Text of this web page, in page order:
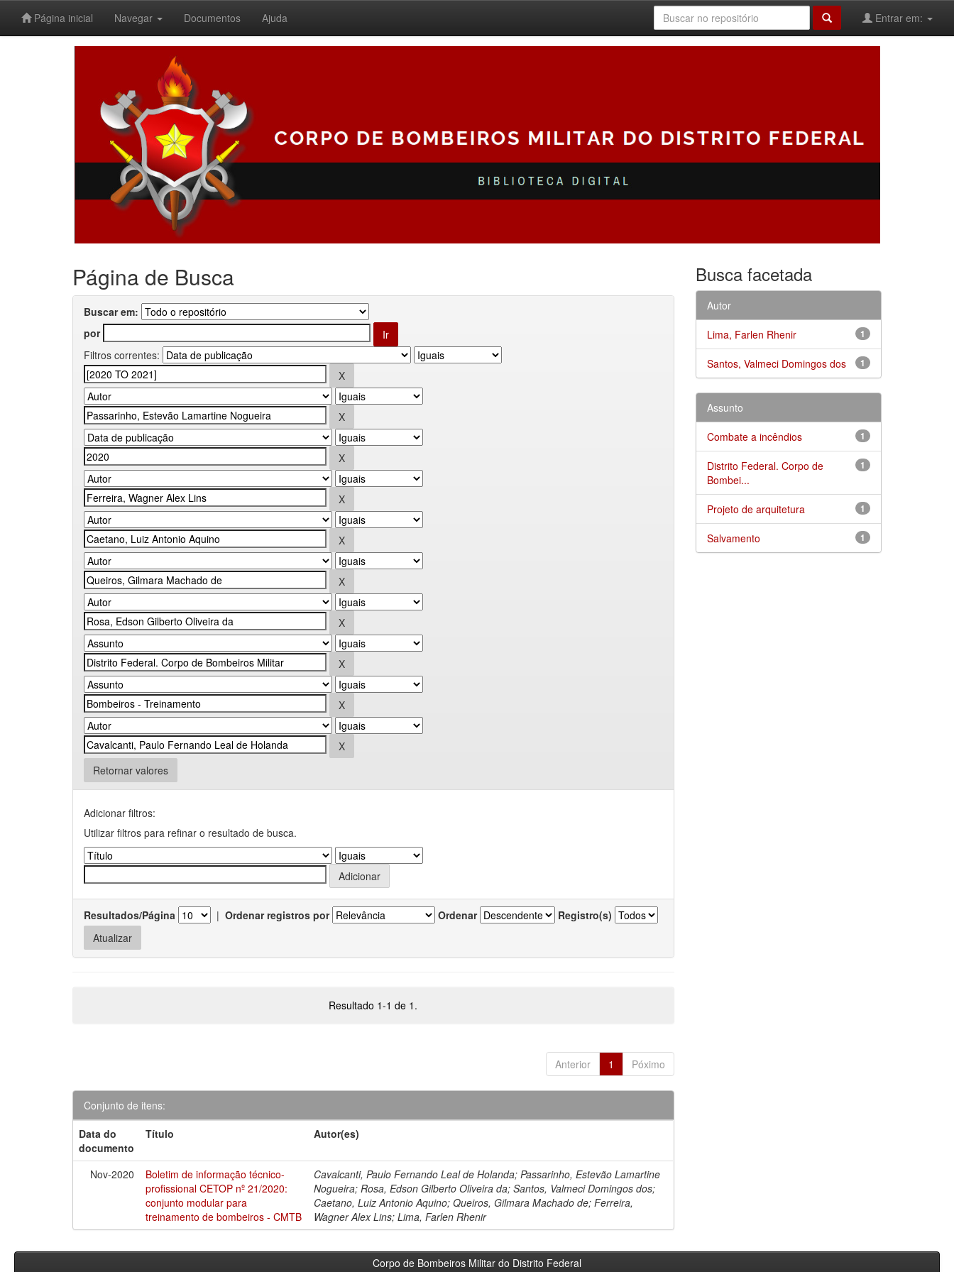
Página inicial Navegar Documentos Ajuda Entrar em:
Página de Busca
Buscar em:
por
Filtros correntes:
Retornar valores
Adicionar filtros:
Utilizar filtros para refinar o resultado de busca.
Resultados/Página | Ordenar registros por Ordenar Registro(s)
Resultado 1-1 de 1.
Anterior 1 Póximo
Conjunto de itens:
Data do
documento
Título Autor(es)
Nov-2020
Boletim de informação técnico-
profissional CETOP nº 21/2020:
conjunto modular para
treinamento de bombeiros - CMTB
Cavalcanti, Paulo Fernando Leal de Holanda; Passarinho, Estevão Lamartine
Nogueira; Rosa, Edson Gilberto Oliveira da; Santos, Valmeci Domingos dos;
Caetano, Luiz Antonio Aquino; Queiros, Gilmara Machado de; Ferreira,
Wagner Alex Lins; Lima, Farlen Rhenir
Busca facetada
Autor
1
Lima, Farlen Rhenir
1
Santos, Valmeci Domingos dos
Assunto
1
Combate a incêndios
1
Distrito Federal. Corpo de
Bombei...
1
Projeto de arquitetura
1
Salvamento
Corpo de Bombeiros Militar do Distrito Federal